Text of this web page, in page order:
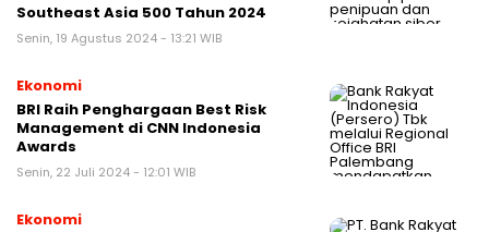
Southeast Asia 500 Tahun 2024
Senin, 19 Agustus 2024 - 13:21 WIB
Ekonomi
BRI Raih Penghargaan Best Risk
Management di CNN Indonesia
Awards
Senin, 22 Juli 2024 - 12:01 WIB
Ekonomi